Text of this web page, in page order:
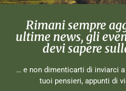
Rimani sempre
ultime news, gli
devi sapere
… e non dimenticarti di inviarci a
tuoi pensieri, appunti di